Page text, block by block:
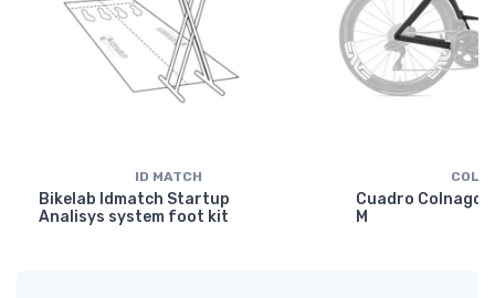
ID MATCH
Bikelab Idmatch Startup
Analisys system foot kit
Cuadro Colnago
M